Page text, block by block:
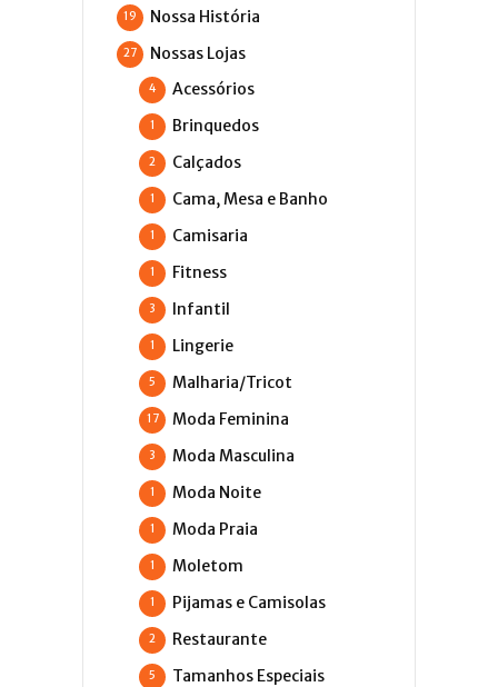
Nossa História
19
Nossas Lojas
27
Acessórios
4
Brinquedos
1
Calçados
2
Cama, Mesa e Banho
1
Camisaria
1
Fitness
1
Infantil
3
Lingerie
1
Malharia/Tricot
5
Moda Feminina
17
Moda Masculina
3
Moda Noite
1
Moda Praia
1
Moletom
1
Pijamas e Camisolas
1
Restaurante
2
Tamanhos Especiais
5